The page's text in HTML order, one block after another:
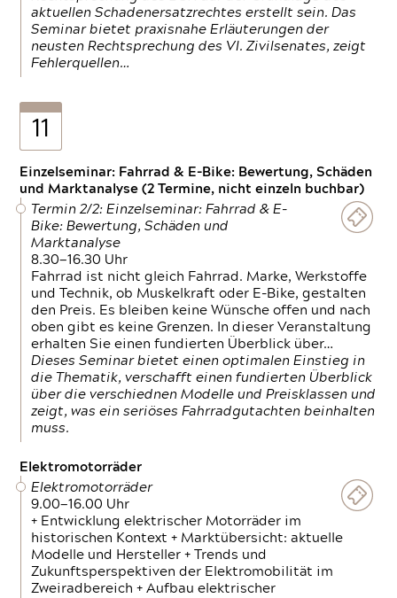
aktuellen Schadenersatzrechtes erstellt sein. Das
Seminar bietet praxisnahe Erläuterungen der
neusten Rechtsprechung des VI. Zivilsenates, zeigt
Fehlerquellen…
11
Einzelseminar: Fahrrad & E-Bike: Bewertung, Schäden
und Marktanalyse (2 Termine, nicht einzeln buchbar)
Termin 2/2: Einzelseminar: Fahrrad & E-
Bike: Bewertung, Schäden und
Marktanalyse
8.30—16.30 Uhr
Fahrrad ist nicht gleich Fahrrad. Marke, Werkstoffe
und Technik, ob Muskelkraft oder E-Bike, gestalten
den Preis. Es bleiben keine Wünsche offen und nach
oben gibt es keine Grenzen. In dieser Veranstaltung
erhalten Sie einen fundierten Überblick über…
Dieses Seminar bietet einen optimalen Einstieg in
die Thematik, verschafft einen fundierten Überblick
über die verschiednen Modelle und Preisklassen und
zeigt, was ein seriöses Fahrradgutachten beinhalten
muss.
Elektromotorräder
Elektromotorräder
9.00—16.00 Uhr
+ Entwicklung elektrischer Motorräder im
historischen Kontext + Marktübersicht: aktuelle
Modelle und Hersteller + Trends und
Zukunftsperspektiven der Elektromobilität im
Zweiradbereich + Aufbau elektrischer